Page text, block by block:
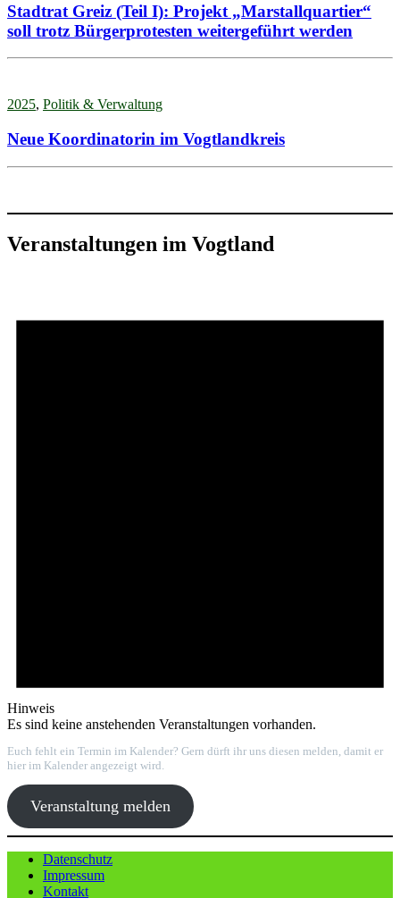
Stadtrat Greiz (Teil I): Projekt „Marstallquartier“
soll trotz Bürgerprotesten weitergeführt werden
2025, Politik & Verwaltung
Neue Koordinatorin im Vogtlandkreis
Veranstaltungen im Vogtland
Hinweis
Es sind keine anstehenden Veranstaltungen vorhanden.
Euch fehlt ein Termin im Kalender? Gern dürft ihr uns diesen melden, damit er
hier im Kalender angezeigt wird.
Veranstaltung melden
Datenschutz
Impressum
Kontakt